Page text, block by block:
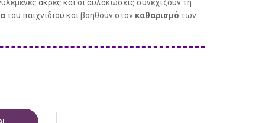
άκρες και οι αυλακώσεις συνεχίζουν τη
του παιχνιδιού και βοηθούν στον καθαρισμό των